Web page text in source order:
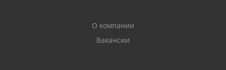
О компании
Вакансии